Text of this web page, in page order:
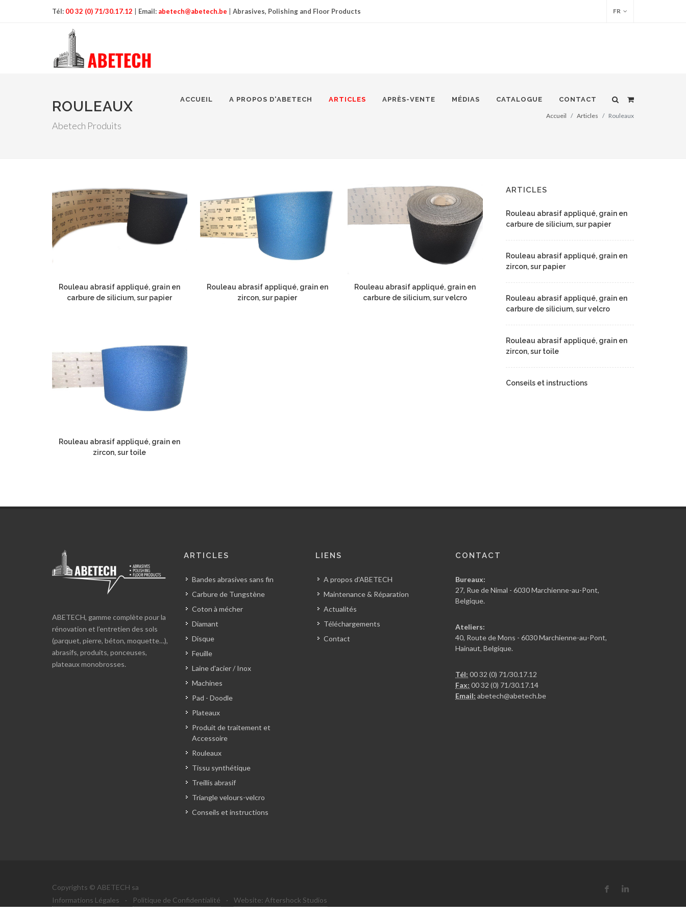
Tél: 00 32 (0) 71/30.17.12 Email: abetech@abetech.be Abrasives, Polishing and Floor Products FR
ACCUEIL A PROPOS D'ABETECH ARTICLES APRÈS-VENTE MÉDIAS CATALOGUE CONTACT
ROULEAUX
Abetech Produits
Accueil Articles Rouleaux
Rouleau abrasif appliqué, grain en
carbure de silicium, sur papier
Rouleau abrasif appliqué, grain en
zircon, sur papier
Rouleau abrasif appliqué, grain en
carbure de silicium, sur velcro
Rouleau abrasif appliqué, grain en
zircon, sur toile
ARTICLES
Rouleau abrasif appliqué, grain en
carbure de silicium, sur papier
Rouleau abrasif appliqué, grain en
zircon, sur papier
Rouleau abrasif appliqué, grain en
carbure de silicium, sur velcro
Rouleau abrasif appliqué, grain en
zircon, sur toile
Conseils et instructions
ABETECH, gamme complète pour la
rénovation et l’entretien des sols
(parquet, pierre, béton, moquette…),
abrasifs, produits, ponceuses,
plateaux monobrosses.
ARTICLES
Bandes abrasives sans fin
Carbure de Tungstène
Coton à mécher
Diamant
Disque
Feuille
Laine d'acier / Inox
Machines
Pad - Doodle
Plateaux
Produit de traitement et
Accessoire
Rouleaux
Tissu synthétique
Treillis abrasif
Triangle velours-velcro
Conseils et instructions
LIENS
A propos d'ABETECH
Maintenance & Réparation
Actualités
Téléchargements
Contact
CONTACT
Bureaux:
27, Rue de Nimal - 6030 Marchienne-au-Pont,
Belgique.
Ateliers:
40, Route de Mons - 6030 Marchienne-au-Pont,
Hainaut, Belgique.
Tél: 00 32 (0) 71/30.17.12
Fax: 00 32 (0) 71/30.17.14
Email: abetech@abetech.be
Copyrights © ABETECH sa
Informations Légales
· Politique de Confidentialité · Website: Aftershock Studios